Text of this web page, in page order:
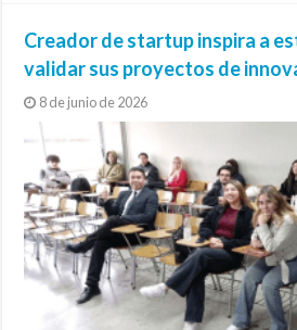
Creador de startup inspira a
validar sus proyectos de
8 de junio de 2026